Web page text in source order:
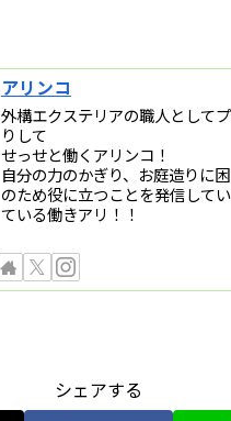
アリンコ
外構エクステリアの職人として
りして
せっせと働くアリンコ！
自分の力のかぎり、お庭造りに
のため役に立つことを発信して
ている働きアリ！！
シェアする